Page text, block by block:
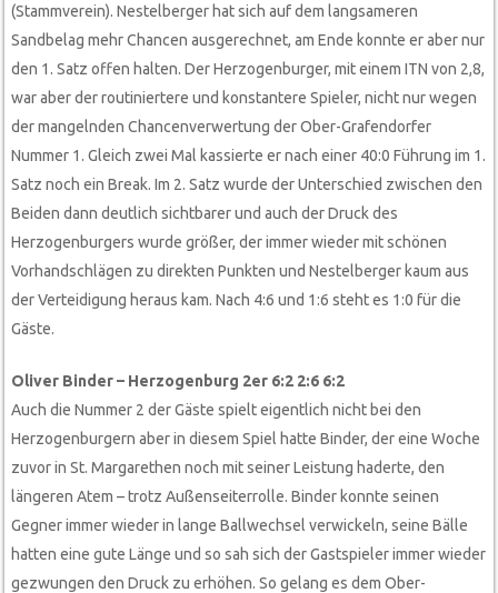
(Stammverein). Nestelberger hat sich auf dem langsameren
Sandbelag mehr Chancen ausgerechnet, am Ende konnte er aber nur
den 1. Satz offen halten. Der Herzogenburger, mit einem ITN von 2,8,
war aber der routiniertere und konstantere Spieler, nicht nur wegen
der mangelnden Chancenverwertung der Ober-Grafendorfer
Nummer 1. Gleich zwei Mal kassierte er nach einer 40:0 Führung im 1.
Satz noch ein Break. Im 2. Satz wurde der Unterschied zwischen den
Beiden dann deutlich sichtbarer und auch der Druck des
Herzogenburgers wurde größer, der immer wieder mit schönen
Vorhandschlägen zu direkten Punkten und Nestelberger kaum aus
der Verteidigung heraus kam. Nach 4:6 und 1:6 steht es 1:0 für die
Gäste.
Oliver Binder – Herzogenburg 2er 6:2 2:6 6:2
Auch die Nummer 2 der Gäste spielt eigentlich nicht bei den
Herzogenburgern aber in diesem Spiel hatte Binder, der eine Woche
zuvor in St. Margarethen noch mit seiner Leistung haderte, den
längeren Atem – trotz Außenseiterrolle. Binder konnte seinen
Gegner immer wieder in lange Ballwechsel verwickeln, seine Bälle
hatten eine gute Länge und so sah sich der Gastspieler immer wieder
gezwungen den Druck zu erhöhen. So gelang es dem Ober-